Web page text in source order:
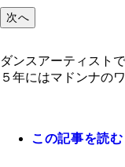
次へ
ダンスアーティスト
５年にはマドンナの
この記事を読む